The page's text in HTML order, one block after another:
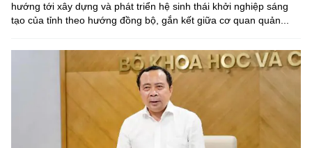
Chịu trách nhiệm nội dung: Nguyễn Thị Hải Hằng
Giám đốc Trung tâm Truyền thông Khoa học và Công nghệ.
Địa chỉ: Ban Biên tập Cổng TTĐT - 18 Nguyễn Du, TP. Hà Nội
Điện thoại: 024 3936 9506
stc@mst.gov.vn
©2026 Bản quyền thuộc Bộ Khoa Học và Công Nghệ
(Ghi rõ nguồn "https://mst.gov.vn" khi phát hành lại thông tin từ
hướng tới xây dựng và phát triển hệ sinh thái khởi nghiệp sáng
tạo của tỉnh theo hướng đồng bộ, gắn kết giữa cơ quan quản...